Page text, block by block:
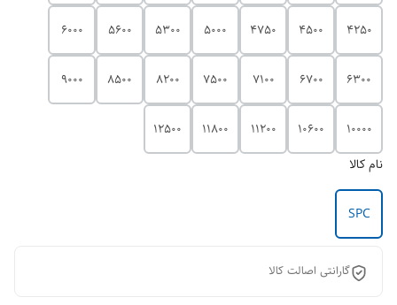
4250
4500
4750
5000
5300
5600
6000
6300
6700
7100
7500
8200
8500
9000
10000
10600
11200
11800
12500
نام کالا
SPC
گارانتی اصالت کالا